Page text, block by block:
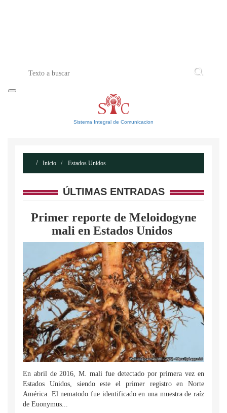
Sistema Integral de Comunicacion
Inicio Estados Unidos
ÚLTIMAS ENTRADAS
Primer reporte de Meloidogyne
mali en Estados Unidos
En abril de 2016, M. mali fue detectado por primera vez en
Estados Unidos, siendo este el primer registro en Norte
América. El nematodo fue identificado en una muestra de raíz
de Euonymus...